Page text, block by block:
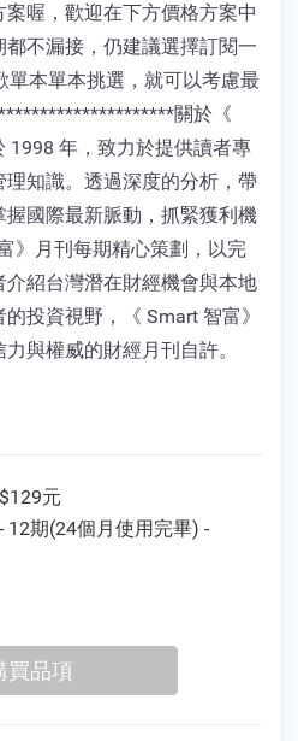
喔，歡迎在下方價格方案中
不漏接，仍建議選擇訂閱一
單本單本挑選，就可以考慮最
關於《
1998 年，致力於提供讀者專
知識。透過深度的分析，帶
國際最新脈動，抓緊獲利機
》月刊每期精心策劃，以完
紹台灣潛在財經機會與本地
投資視野，《 Smart 智富》
與權威的財經月刊自許。
元
12期(24個月使用完畢) -